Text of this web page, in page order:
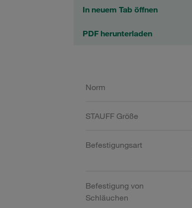
In neuem Tab öffnen
PDF herunterladen
Norm
STAUFF Größe
Befestigungsart
Befestigung von
Schläuchen